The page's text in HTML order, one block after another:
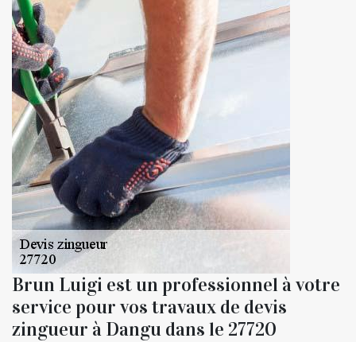
Brun Luigi est un professionnel à votre
service pour vos travaux de devis
zingueur à Dangu dans le 27720